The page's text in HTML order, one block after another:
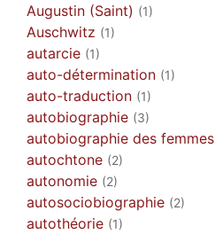
Augustin (Saint) (1)
Auschwitz (1)
autarcie (1)
auto-détermination (1)
auto-traduction (1)
autobiographie (3)
autobiographie des femmes
autochtone (2)
autonomie (2)
autosociobiographie (2)
autothéorie (1)